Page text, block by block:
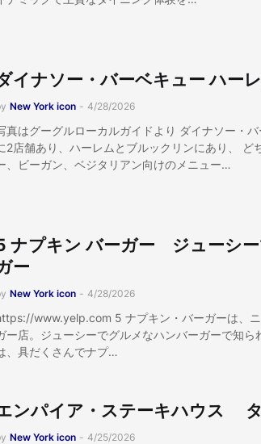
イナソー・バーベキュー ハー
New York icon - 4/28/2026
真はグーグルローカルガイドより ダイナソー・
2店舗あり、ハーレムとブルックリンにあり、 ど
、ビーガン、ベジタリアン向けのメニュー…
ナプキン バーガー ジューシ
ー
New York icon - 4/28/2026
www.yelp.com 5 ナプキン・バーガーは、
ー店。ジューシーでグルメなハンバーガーで知
、具だくさんでナプ…
ンパイア・ステーキハウス
New York icon - 4/25/2026